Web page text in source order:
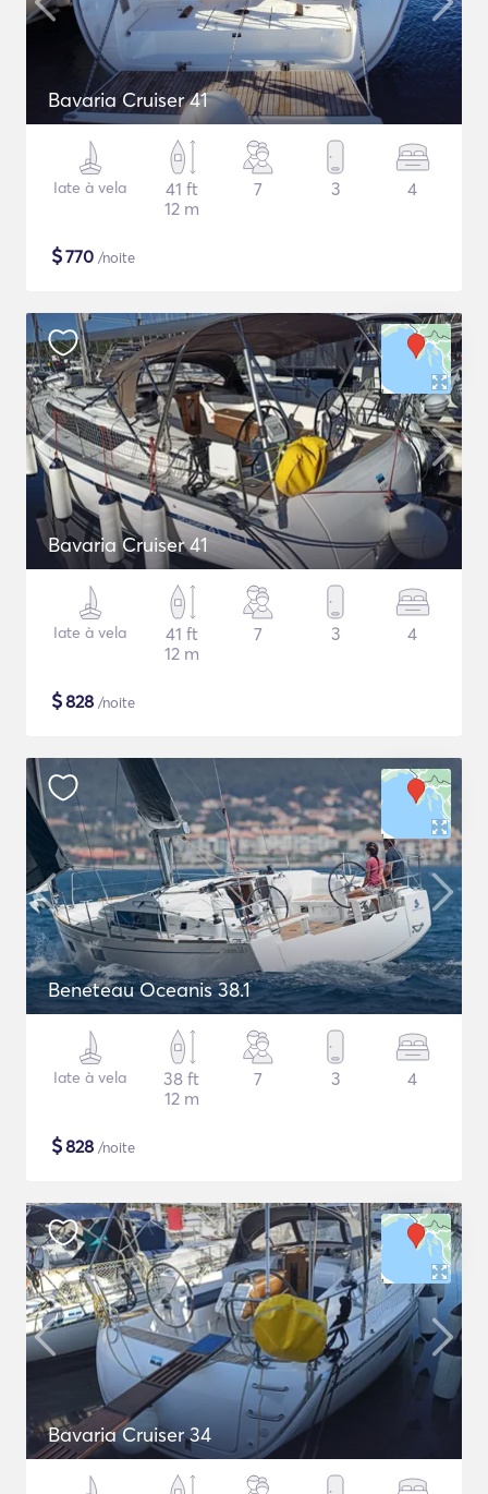
Bavaria Cruiser 41
Iate à vela
41 ft
12 m
7 3 4
$770 /noite
Bavaria Cruiser 41
Iate à vela
41 ft
12 m
7 3 4
$828 /noite
Beneteau Oceanis 38.1
Iate à vela
38 ft
12 m
7 3 4
$828 /noite
Bavaria Cruiser 34